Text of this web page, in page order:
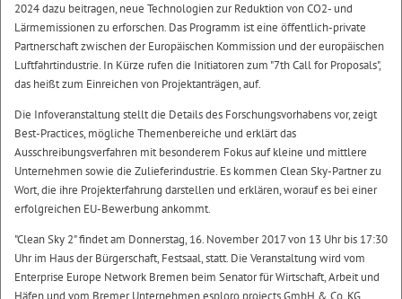
2024 dazu beitragen, neue Technologien zur Reduktion von CO2- und
Lärmemissionen zu erforschen. Das Programm ist eine öffentlich-private
Partnerschaft zwischen der Europäischen Kommission und der europäischen
Luftfahrtindustrie. In Kürze rufen die Initiatoren zum "7th Call for Proposals",
das heißt zum Einreichen von Projektanträgen, auf.
Die Infoveranstaltung stellt die Details des Forschungsvorhabens vor, zeigt
Best-Practices, mögliche Themenbereiche und erklärt das
Ausschreibungsverfahren mit besonderem Fokus auf kleine und mittlere
Unternehmen sowie die Zulieferindustrie. Es kommen Clean Sky-Partner zu
Wort, die ihre Projekterfahrung darstellen und erklären, worauf es bei einer
erfolgreichen EU-Bewerbung ankommt.
"Clean Sky 2" findet am Donnerstag, 16. November 2017 von 13 Uhr bis 17:30
Uhr im Haus der Bürgerschaft, Festsaal, statt. Die Veranstaltung wird vom
Enterprise Europe Network Bremen beim Senator für Wirtschaft, Arbeit und